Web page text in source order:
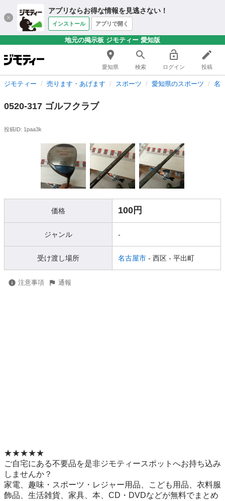
アプリならお得な情報を見逃さない！
インストール アプリで開く
地元の掲示板 ジモティー 愛知版
愛知県 検索 ログイン 投稿
ジモティー 売ります・あげます スポーツ 愛知県のスポーツ 名
0520-317 ゴルフクラブ
投稿ID: 1paa3k
価格 100円
ジャンル -
受け渡し場所 名古屋市 - 西区 - 平出町
注意事項 通報
★★★★★
ご自宅にある不要品を是非ジモティースポットへお持ち込み
しませんか？
家電、趣味・スポーツ・レジャー用品、こども用品、衣料服
飾品、生活雑貨、家具、本、CD・DVDなどが無料でまとめ